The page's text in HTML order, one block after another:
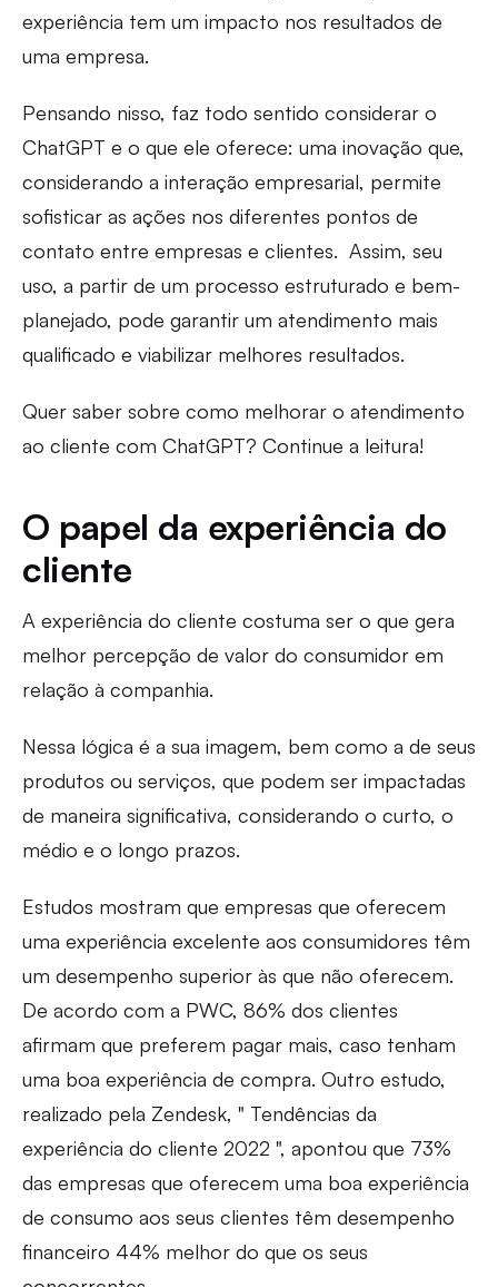
experiência tem um impacto nos resultados de
uma empresa.
Pensando nisso, faz todo sentido considerar o
ChatGPT e o que ele oferece: uma inovação que,
considerando a interação empresarial, permite
sofisticar as ações nos diferentes pontos de
contato entre empresas e clientes. Assim, seu
uso, a partir de um processo estruturado e bem-
planejado, pode garantir um atendimento mais
qualificado e viabilizar melhores resultados.
Quer saber sobre como melhorar o atendimento
ao cliente com ChatGPT? Continue a leitura!
O papel da experiência do
cliente
A experiência do cliente costuma ser o que gera
melhor percepção de valor do consumidor em
relação à companhia.
Nessa lógica é a sua imagem, bem como a de seus
produtos ou serviços, que podem ser impactadas
de maneira significativa, considerando o curto, o
médio e o longo prazos.
Estudos mostram que empresas que oferecem
uma experiência excelente aos consumidores têm
um desempenho superior às que não oferecem.
De acordo com a PWC, 86% dos clientes
afirmam que preferem pagar mais, caso tenham
uma boa experiência de compra. Outro estudo,
realizado pela Zendesk, " Tendências da
experiência do cliente 2022 ", apontou que 73%
das empresas que oferecem uma boa experiência
de consumo aos seus clientes têm desempenho
financeiro 44% melhor do que os seus